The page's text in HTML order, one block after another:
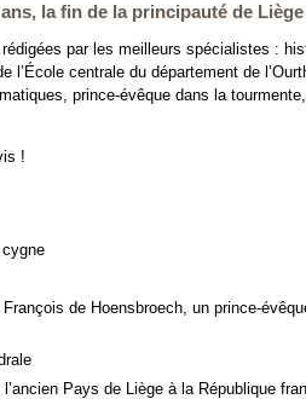
la fin de la principauté de Liège
par les meilleurs spécialistes :
l’École centrale du département de
prince-évêque dans la
!
de Hoensbroech, un prince-
Pays de Liège à la République